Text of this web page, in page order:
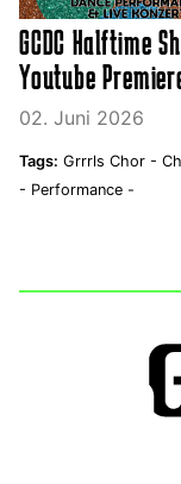
GCDC Halftime
Youtube
02. Juni 2026
Tags: Grrrls Chor -
- Performance -